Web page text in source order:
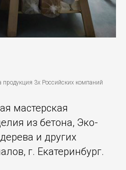
продукция 3х Российских компаний
мастерская
из бетона, Эко-
и других
г. Екатеринбург.